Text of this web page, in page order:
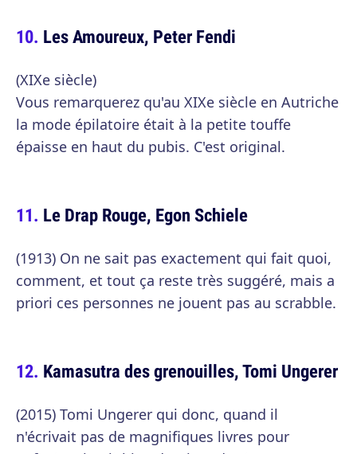
Les Amoureux, Peter Fendi
(XIXe siècle)
Vous remarquerez qu'au XIXe siècle en Autriche
la mode épilatoire était à la petite touffe
épaisse en haut du pubis. C'est original.
Le Drap Rouge, Egon Schiele
(1913) On ne sait pas exactement qui fait quoi,
comment, et tout ça reste très suggéré, mais a
priori ces personnes ne jouent pas au scrabble.
Kamasutra des grenouilles, Tomi Ungerer
(2015) Tomi Ungerer qui donc, quand il
n'écrivait pas de magnifiques livres pour